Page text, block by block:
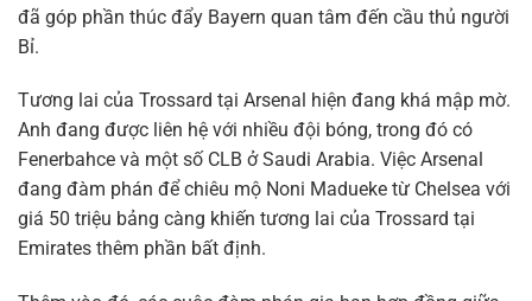
đã góp phần thúc đẩy Bayern quan tâm đến cầu thủ người
Bỉ.
Tương lai của Trossard tại Arsenal hiện đang khá mập mờ.
Anh đang được liên hệ với nhiều đội bóng, trong đó có
Fenerbahce và một số CLB ở Saudi Arabia. Việc Arsenal
đang đàm phán để chiêu mộ Noni Madueke từ Chelsea với
giá 50 triệu bảng càng khiến tương lai của Trossard tại
Emirates thêm phần bất định.